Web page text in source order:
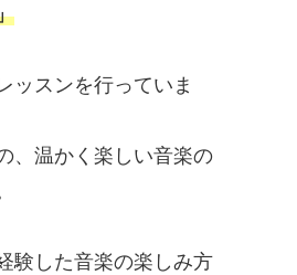
ッスンを行っていま
、温かく楽しい音楽の
験した音楽の楽しみ方